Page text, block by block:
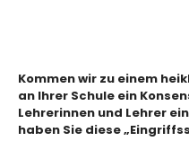
Kommen wir zu einem
an Ihrer Schule ein
Lehrerinnen und Lehrer
haben Sie diese